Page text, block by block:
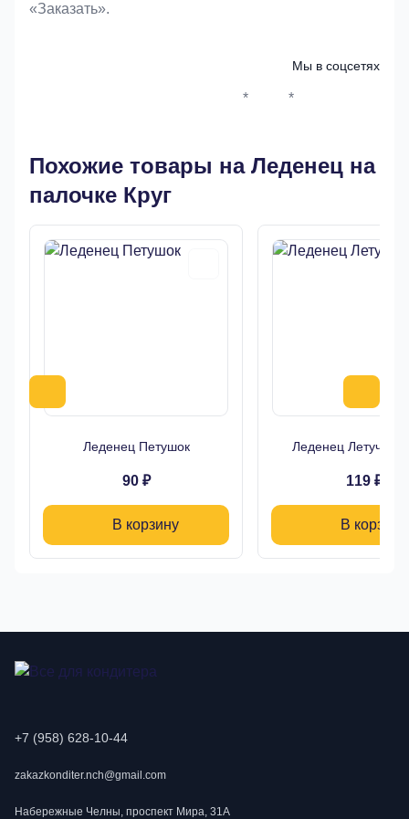
«Заказать».
Мы в соцсетях
* *
Похожие товары на Леденец на
палочке Круг
Леденец Петушок
90 ₽
В корзину
Леденец Летучая
119 ₽
В корзину
+7 (958) 628-10-44
zakazkonditer.nch@gmail.com
Набережные Челны, проспект Мира, 31А